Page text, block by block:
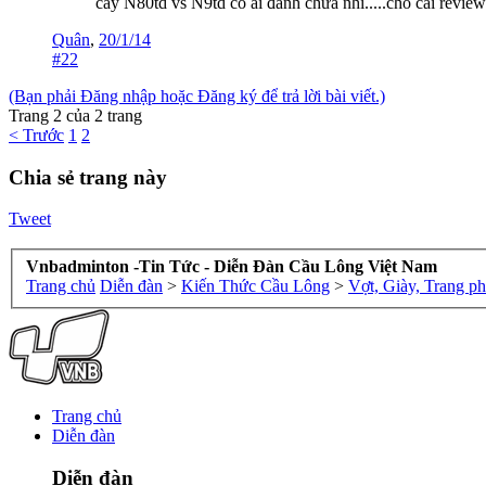
Quân, 20/1/14
#22
(Bạn phải Đăng nhập hoặc Đăng ký để trả lời bài viết.)
Trang 2 của 2 trang
< Trước 1 2
Chia sẻ trang này
Tweet
Vnbadminton -Tin Tức - Diễn Đàn Cầu Lông Việt Nam
Trang chủ Diễn đàn > Kiến Thức Cầu Lông > Vợt, Giày, Trang
Trang chủ
Diễn đàn
Diễn đàn